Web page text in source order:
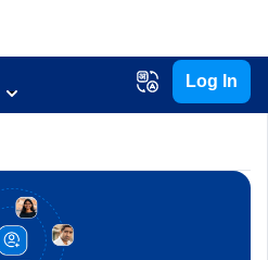
Log In